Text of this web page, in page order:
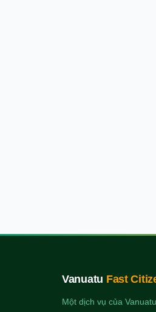
Vanuatu Fast
Một dịch vụ của